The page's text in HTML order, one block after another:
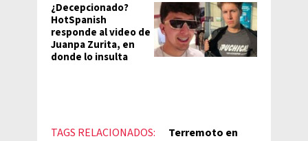
¿Decepcionado?
HotSpanish
responde al video de
Juanpa Zurita, en
donde lo insulta
TAGS RELACIONADOS:
Terremoto en